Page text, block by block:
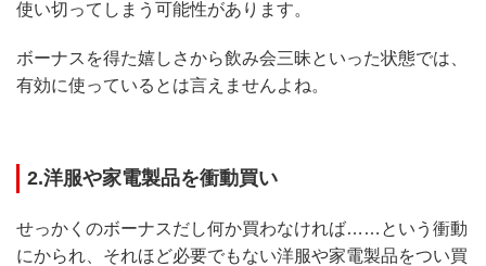
使い切ってしまう可能性があります。
ボーナスを得た嬉しさから飲み会三昧といった状態では、
有効に使っているとは言えませんよね。
2.洋服や家電製品を衝動買い
せっかくのボーナスだし何か買わなければ……という衝動
にかられ、それほど必要でもない洋服や家電製品をつい買